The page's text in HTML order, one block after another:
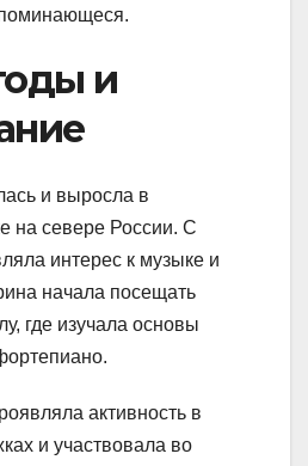
и
и выросла в
на севере России. С
интерес к музыке и
начала посещать
где изучала основы
активность в
и участвовала во